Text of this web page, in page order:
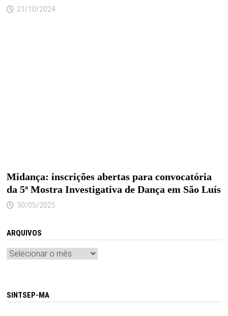
21/10/2024
Midança: inscrições abertas para convocatória
da 5ª Mostra Investigativa de Dança em São Luís
30/05/2025
ARQUIVOS
Arquivos
SINTSEP-MA